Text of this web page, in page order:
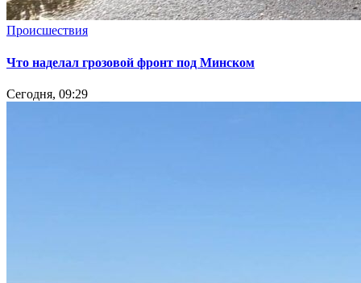
Происшествия
Что наделал грозовой фронт под Минском
Сегодня, 09:29